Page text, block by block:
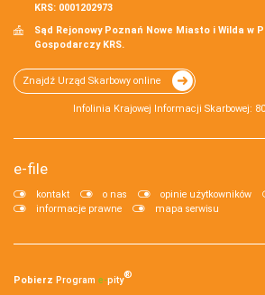
KRS: 0001202973
Sąd Rejonowy Poznań Nowe Miasto i Wilda w
Gospodarczy KRS.
Znajdź Urząd Skarbowy online
Infolinia Krajowej Informacji Skarbowej:
e-file
kontakt o nas opinie użytkowników
informacje prawne
mapa serwisu
Pobierz Program e‑pity®